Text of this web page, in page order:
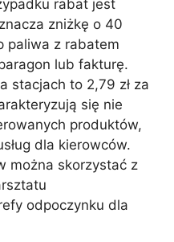
rabat jest
zniżkę o 40
paliwa z rabatem
lub fakturę.
stacjach to 2,79 zł za
się nie
produktów,
dla kierowców.
można skorzystać z
odpoczynku dla